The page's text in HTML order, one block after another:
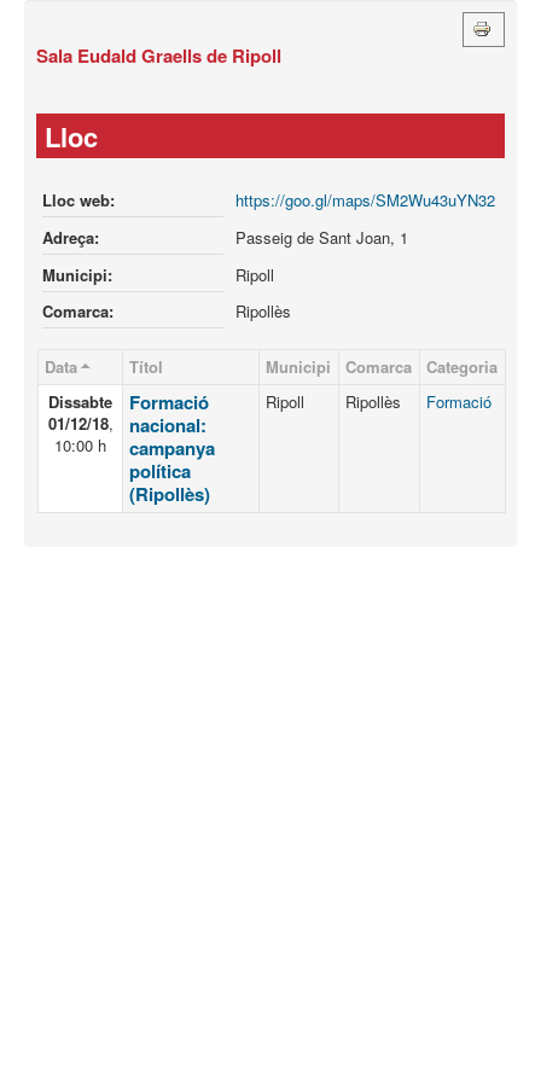
Sala Eudald Graells de Ripoll
Lloc
Lloc web:
https://goo.gl/maps/SM2Wu43uYN32
Adreça:
Passeig de Sant Joan, 1
Municipi:
Ripoll
Comarca:
Ripollès
Data Títol Municipi Comarca
Categoria
Dissabte
01/12/18,
10:00 h
Formació
nacional:
campanya
política
(Ripollès)
Ripoll Ripollès Formació